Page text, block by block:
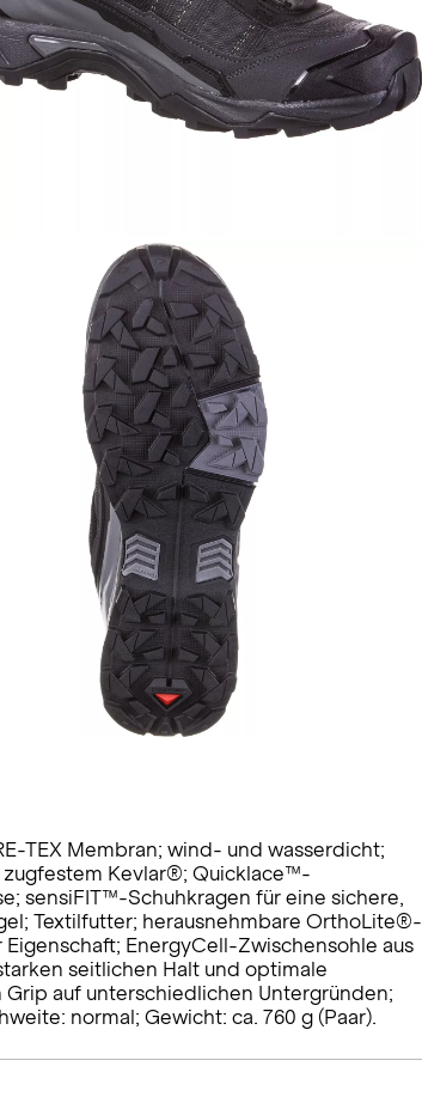
TEX Membran; wind- und wasserdicht;
Kevlar®; Quicklace™-
sensiFIT™-Schuhkragen für eine sichere,
Textilfutter; herausnehmbare OrthoLite®-
EnergyCell-Zwischensohle aus
seitlichen Halt und optimale
auf unterschiedlichen Untergründen;
normal; Gewicht: ca. 760 g (Paar).